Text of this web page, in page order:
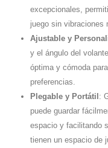
excepcionales,
juego sin vibraciones
Ajustable y
y el ángulo del
óptima y cómoda
preferencias.
Plegable y Portátil :
puede guardar
espacio y facilitando
tienen un espacio de